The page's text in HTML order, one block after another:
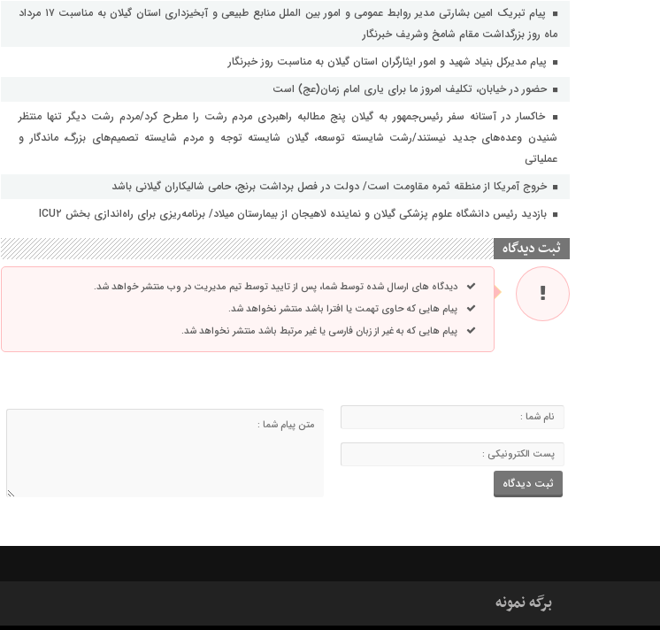
پیام تبریک امین بشارتی مدیر روابط عمومی و امور بین الملل منابع طبیعی و آبخیزداری استان گیلان به مناسبت ۱۷ مرداد
ماه روز بزرگداشت مقام شامخ وشریف خبرنگار
پیام مدیرکل بنیاد شهید و امور ایثارگران استان گیلان به مناسبت روز خبرنگار
حضور در خیابان، تکلیف امروز ما برای یاری امام زمان(عج) است
خاکسار در آستانه سفر رئیس‌جمهور به گیلان پنج مطالبه راهبردی مردم رشت را مطرح کرد/مردم رشت دیگر تنها منتظر
شنیدن وعده‌های جدید نیستند/رشت شایسته توسعه، گیلان شایسته توجه و مردم شایسته تصمیم‌های بزرگ، ماندگار و
عملیاتی
خروج آمریکا از منطقه ثمره مقاومت است/ دولت در فصل برداشت برنج، حامی شالیکاران گیلانی باشد
بازدید رئیس دانشگاه علوم پزشکی گیلان و نماینده لاهیجان از بیمارستان میلاد/ برنامه‌ریزی برای راه‌اندازی بخش ICU۲
ثبت دیدگاه
دیدگاه های ارسال شده توسط شما، پس از تایید توسط تیم مدیریت در وب منتشر خواهد شد.
پیام هایی که حاوی تهمت یا افترا باشد منتشر نخواهد شد.
پیام هایی که به غیر از زبان فارسی یا غیر مرتبط باشد منتشر نخواهد شد.
برگه نمونه